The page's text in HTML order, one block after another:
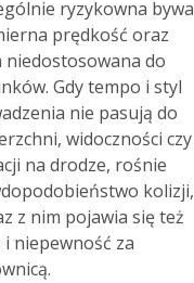
ryzykowna bywa
prędkość oraz
niedostosowana do
Gdy tempo i styl
nie pasują do
widoczności czy
na drodze, rośnie
kolizji,
z nim pojawia się też
niepewność za